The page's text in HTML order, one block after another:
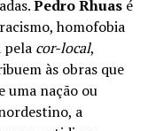
Pedro Rhuas é
homofobia
pela cor-local,
às obras que
uma nação ou
a